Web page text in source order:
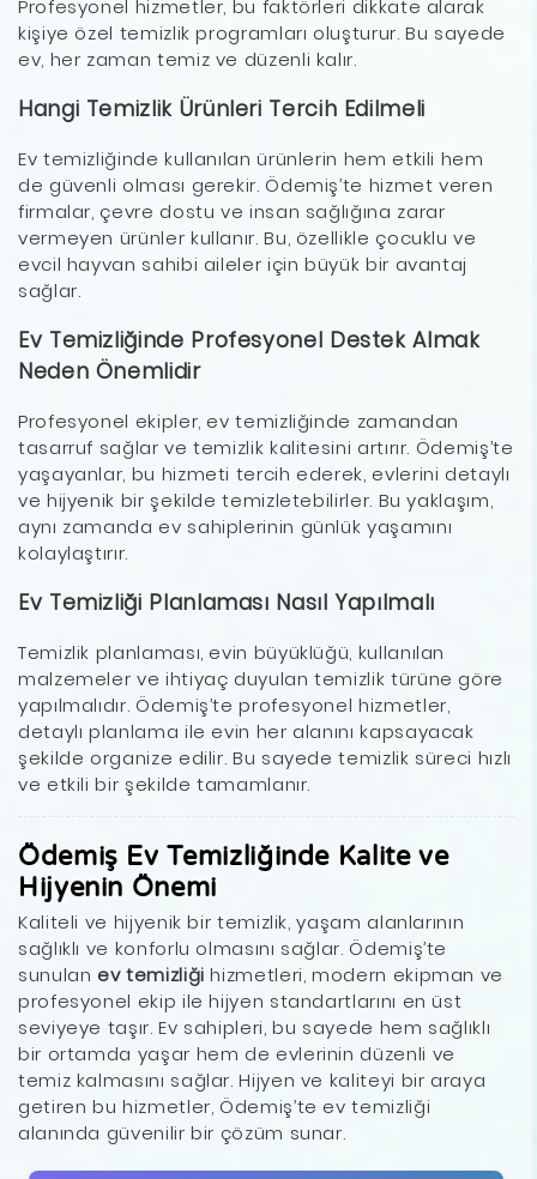
Profesyonel hizmetler, bu faktörleri dikkate alarak
kişiye özel temizlik programları oluşturur. Bu sayede
ev, her zaman temiz ve düzenli kalır.
Hangi Temizlik Ürünleri Tercih Edilmeli
Ev temizliğinde kullanılan ürünlerin hem etkili hem
de güvenli olması gerekir. Ödemiş’te hizmet veren
firmalar, çevre dostu ve insan sağlığına zarar
vermeyen ürünler kullanır. Bu, özellikle çocuklu ve
evcil hayvan sahibi aileler için büyük bir avantaj
sağlar.
Ev Temizliğinde Profesyonel Destek Almak
Neden Önemlidir
Profesyonel ekipler, ev temizliğinde zamandan
tasarruf sağlar ve temizlik kalitesini artırır. Ödemiş’te
yaşayanlar, bu hizmeti tercih ederek, evlerini detaylı
ve hijyenik bir şekilde temizletebilirler. Bu yaklaşım,
aynı zamanda ev sahiplerinin günlük yaşamını
kolaylaştırır.
Ev Temizliği Planlaması Nasıl Yapılmalı
Temizlik planlaması, evin büyüklüğü, kullanılan
malzemeler ve ihtiyaç duyulan temizlik türüne göre
yapılmalıdır. Ödemiş’te profesyonel hizmetler,
detaylı planlama ile evin her alanını kapsayacak
şekilde organize edilir. Bu sayede temizlik süreci hızlı
ve etkili bir şekilde tamamlanır.
Ödemiş Ev Temizliğinde Kalite ve
Hijyenin Önemi
Kaliteli ve hijyenik bir temizlik, yaşam alanlarının
sağlıklı ve konforlu olmasını sağlar. Ödemiş’te
sunulan ev temizliği hizmetleri, modern ekipman ve
profesyonel ekip ile hijyen standartlarını en üst
seviyeye taşır. Ev sahipleri, bu sayede hem sağlıklı
bir ortamda yaşar hem de evlerinin düzenli ve
temiz kalmasını sağlar. Hijyen ve kaliteyi bir araya
getiren bu hizmetler, Ödemiş’te ev temizliği
alanında güvenilir bir çözüm sunar.